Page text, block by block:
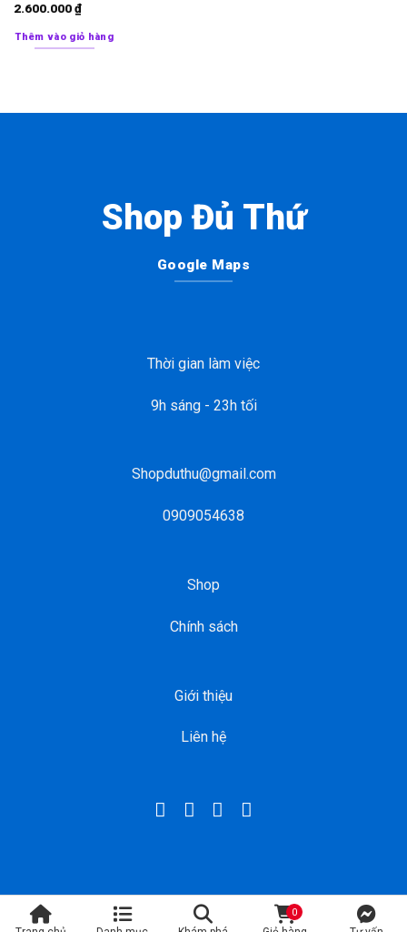
2.600.000₫
Thêm vào giỏ hàng
Shop Đủ Thứ
Google Maps
Thời gian làm việc
9h sáng - 23h tối
Shopduthu@gmail.com
0909054638
Shop
Chính sách
Giới thiệu
Liên hệ
shopduthu.com 2026
0